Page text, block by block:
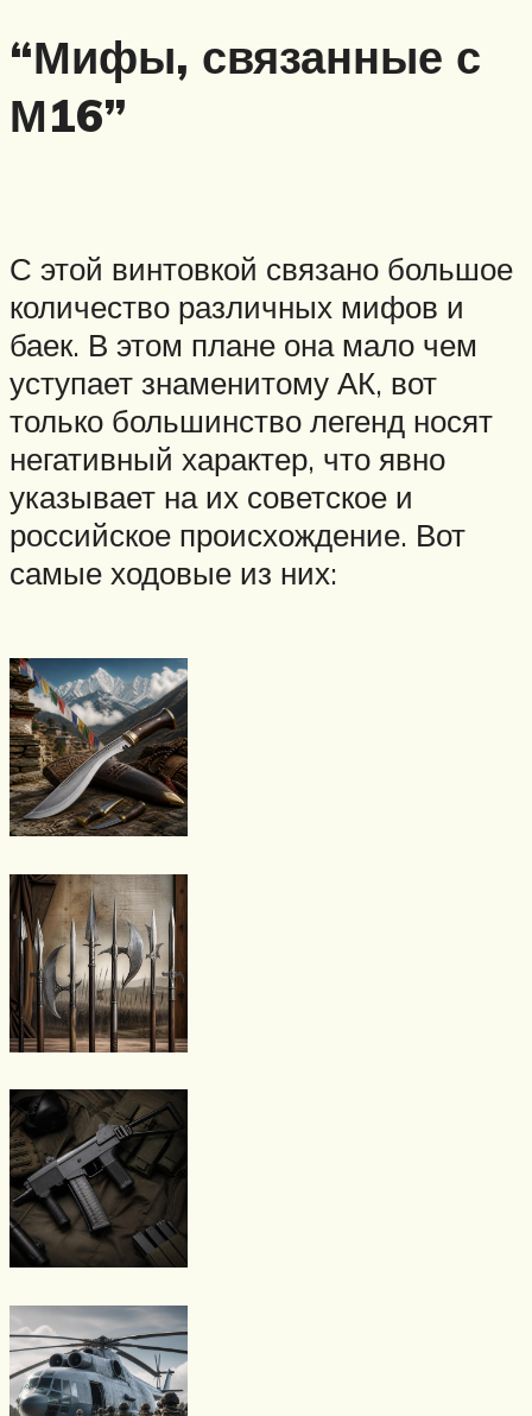
“Мифы, связанные с
М16”
С этой винтовкой связано большое
количество различных мифов и
баек. В этом плане она мало чем
уступает знаменитому АК, вот
только большинство легенд носят
негативный характер, что явно
указывает на их советское и
российское происхождение. Вот
самые ходовые из них: